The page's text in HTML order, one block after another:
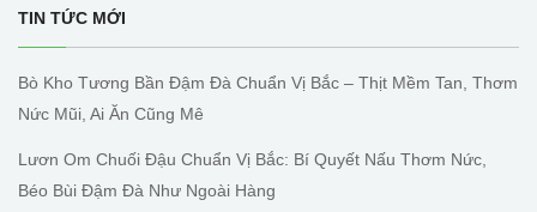
TIN TỨC MỚI
Bò Kho Tương Bần Đậm Đà Chuẩn Vị Bắc – Thịt Mềm Tan, Thơm
Nức Mũi, Ai Ăn Cũng Mê
Lươn Om Chuối Đậu Chuẩn Vị Bắc: Bí Quyết Nấu Thơm Nức,
Béo Bùi Đậm Đà Như Ngoài Hàng